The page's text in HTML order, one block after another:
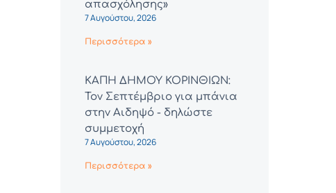
απασχόλησης»
7 Αυγούστου, 2026
Περισσότερα »
ΚΑΠΗ ΔΗΜΟΥ ΚΟΡΙΝΘΙΩΝ:
Τον Σεπτέμβριο για μπάνια
στην Αιδηψό - δηλώστε
συμμετοχή
7 Αυγούστου, 2026
Περισσότερα »